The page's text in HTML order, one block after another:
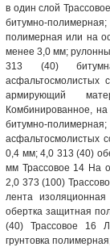
в один слой
битумно-
полимерная или на
менее 3,0 мм;
313 (40)
армирующий
Комбинированное,
битумно-
асфальтосмолистых
0,4 мм; 4,0 313 (40)
мм Трассовое 14 На
2,0 373 (100)
лента
обертка защитная
(40) Трассовое 16
грунтовка